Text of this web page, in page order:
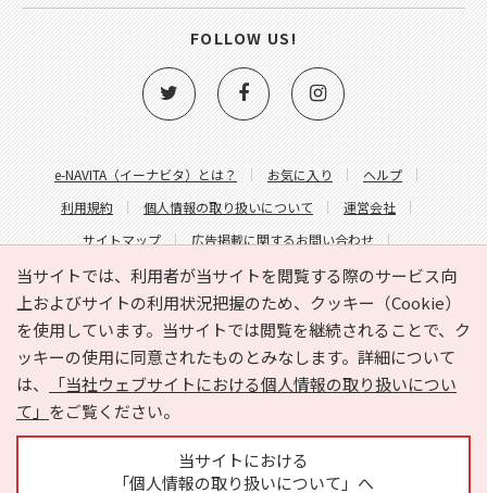
当サイトでは、利用者が当サイトを閲覧する際のサービス向
上およびサイトの利用状況把握のため、クッキー（Cookie）
を使用しています。当サイトでは閲覧を継続されることで、ク
ッキーの使用に同意されたものとみなします。詳細について
は、
「当社ウェブサイトにおける個人情報の取り扱いについ
て」 をご覧ください。
当サイトにおける
「個人情報の取り扱いについて」へ
e-NAVITA（イーナビタ）とは？ お気に入り
ヘルプ
利用規約
個人情報の取り扱いについて
運営会社
サイトマップ
広告掲載に関するお問い合わせ
サイトの内容に関するお問い合わせ
FOLLOW US!
Copyright © HYOJITO.Co.,Ltd. All Rights Reserved.